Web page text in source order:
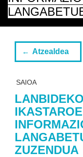
Atzealdea
SAIOA
ZUZENDUA